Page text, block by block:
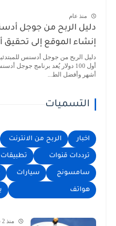
منذ عام
دليل الربح من جوجل
إنشاء الموقع إلى تحقيق أول 100
دليل الربح من جوجل أدسنس
أشهر وأفضل الط...
التسميات
اخبار الربح من الانترنت
ترددات قنوات تطبيقات
سامسونج سيارات
هواتف
منذ 2 سنة